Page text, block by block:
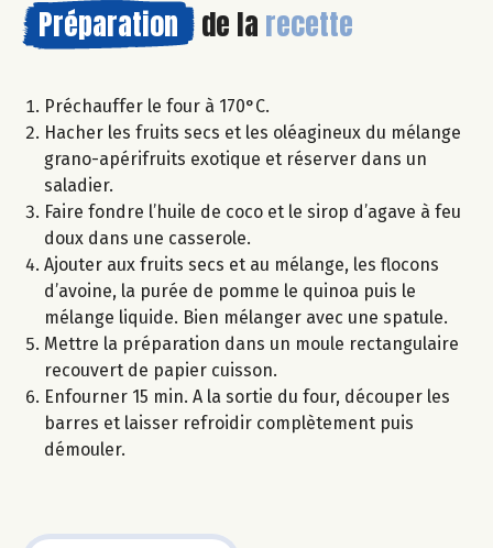
Préparation de la recette
Préchauffer le four à 170°C.
Hacher les fruits secs et les oléagineux du mélange
grano-apérifruits exotique et réserver dans un
saladier.
Faire fondre l’huile de coco et le sirop d’agave à feu
doux dans une casserole.
Ajouter aux fruits secs et au mélange, les flocons
d’avoine, la purée de pomme le quinoa puis le
mélange liquide. Bien mélanger avec une spatule.
Mettre la préparation dans un moule rectangulaire
recouvert de papier cuisson.
Enfourner 15 min. A la sortie du four, découper les
barres et laisser refroidir complètement puis
démouler.